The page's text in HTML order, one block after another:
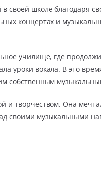
своей школе благодаря
концертах и
училище, где
уроки вокала. В это
собственным
творчеством. Она
своими музыкальными